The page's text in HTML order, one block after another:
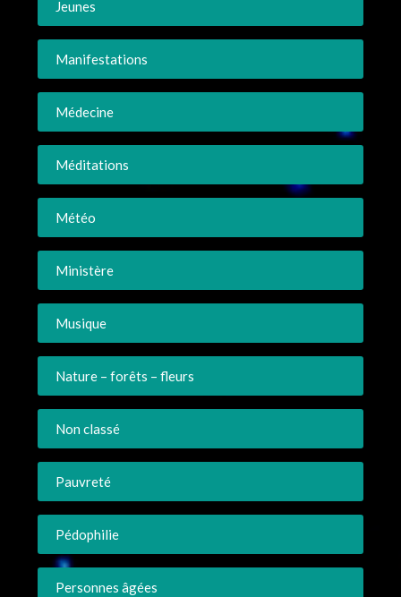
Jeunes
Manifestations
Médecine
Méditations
Météo
Ministère
Musique
Nature – forêts – fleurs
Non classé
Pauvreté
Pédophilie
Personnes âgées